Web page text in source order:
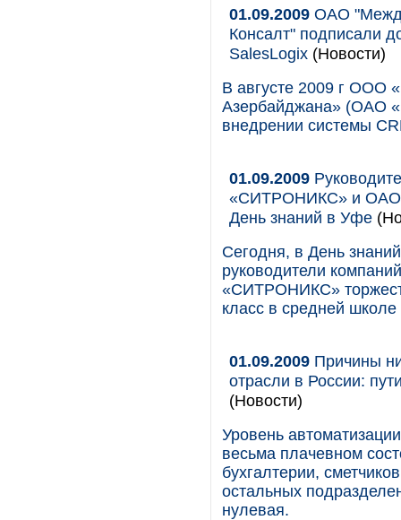
01.09.2009 ОАО
Консалт" подписали
SalesLogix (Новости)
В августе 2009 г ООО
Азербайджана» (ОАО
внедрении системы
01.09.2009
«СИТРОНИКС» и ОАО
День знаний в Уфе
Сегодня, в День
руководители
«СИТРОНИКС»
класс в средней
01.09.2009 Причины
отрасли в России:
(Новости)
Уровень
весьма плачевном
бухгалтерии,
остальных
нулевая.